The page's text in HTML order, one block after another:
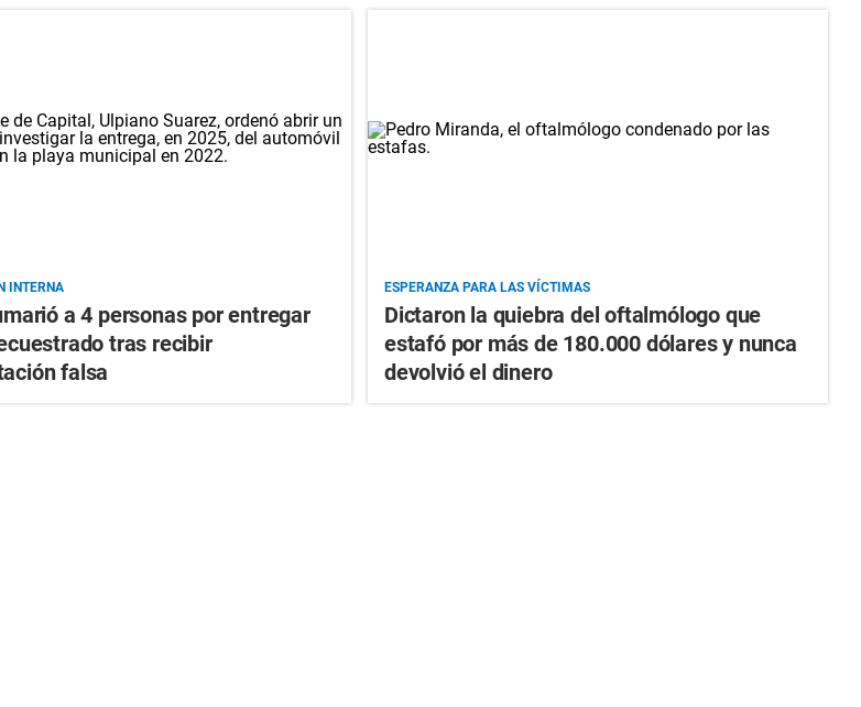
INTERNA
a 4 personas por entregar
tras recibir
falsa
ESPERANZA PARA LAS VÍCTIMAS
Dictaron la quiebra del oftalmólogo que
estafó por más de 180.000 dólares y nunca
devolvió el dinero